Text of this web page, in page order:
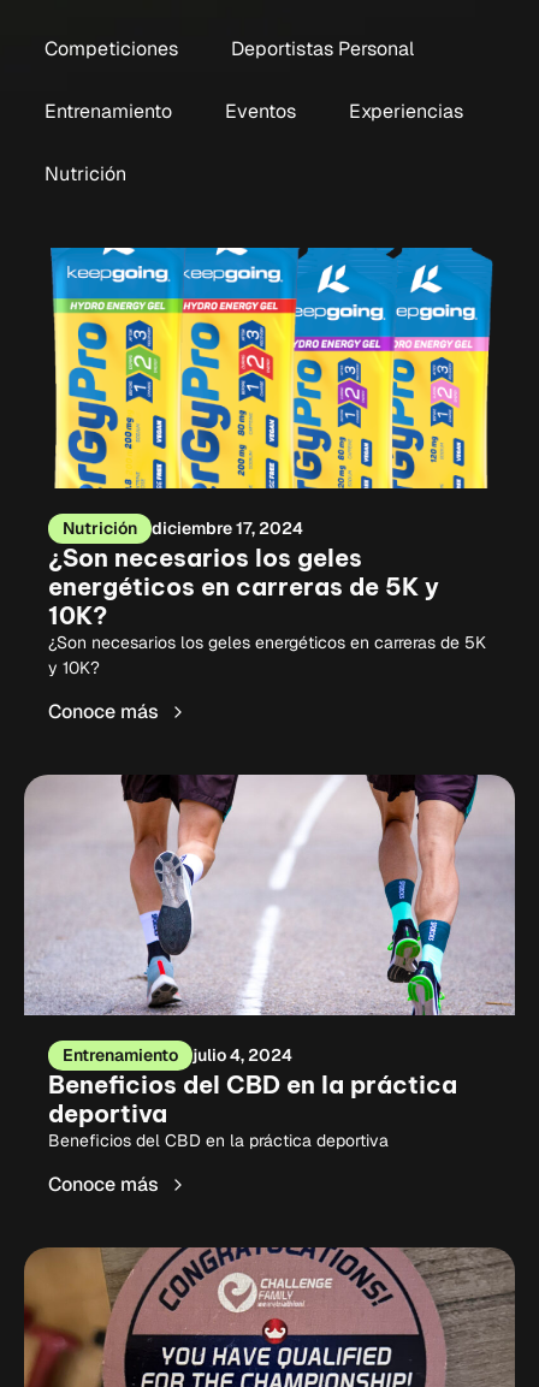
Competiciones Deportistas Personal
Entrenamiento Eventos Experiencias
Nutrición
Nutrición diciembre 17, 2024
¿Son necesarios los geles
energéticos en carreras de 5K y
10K?
¿Son necesarios los geles energéticos en carreras de 5K
y 10K?
Conoce más
Entrenamiento julio 4, 2024
Beneficios del CBD en la práctica
deportiva
Beneficios del CBD en la práctica deportiva
Conoce más